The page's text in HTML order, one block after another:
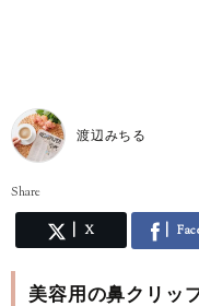
渡辺みちる
Share
X
美容用の鼻クリッ